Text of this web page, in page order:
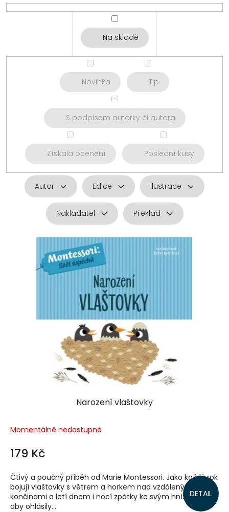
Na skladě
Novinka Tip
S podpisem autorky či autora
Získala ocenění Poslední kusy
Autor Edice Ilustrace
Nakladatel Překlad
Narození vlaštovky
Momentálně nedostupné
179 Kč
DETAIL
Čtivý a poučný příběh od Marie Montessori. Jako každý rok
bojují vlaštovky s větrem a horkem nad vzdálenými
končinami a letí dnem i nocí zpátky ke svým hnízdům,
aby ohlásily...